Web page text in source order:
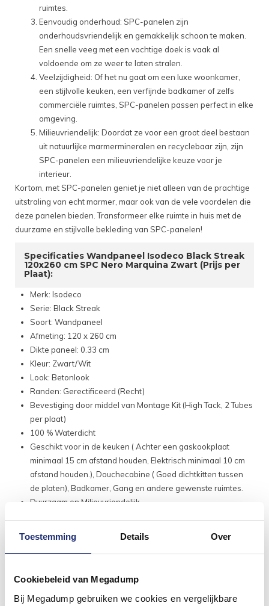
Toestemming Details Over
Cookiebeleid van Megadump
Bij Megadump gebruiken we cookies en vergelijkbare
ruimtes.
Eenvoudig onderhoud: SPC-panelen zijn
onderhoudsvriendelijk en gemakkelijk schoon te maken.
Een snelle veeg met een vochtige doek is vaak al
voldoende om ze weer te laten stralen.
Veelzijdigheid: Of het nu gaat om een luxe woonkamer,
een stijlvolle keuken, een verfijnde badkamer of zelfs
commerciële ruimtes, SPC-panelen passen perfect in elke
omgeving.
Milieuvriendelijk: Doordat ze voor een groot deel bestaan
uit natuurlijke marmermineralen en recyclebaar zijn, zijn
SPC-panelen een milieuvriendelijke keuze voor je
interieur.
Kortom, met SPC-panelen geniet je niet alleen van de prachtige
uitstraling van echt marmer, maar ook van de vele voordelen die
deze panelen bieden. Transformeer elke ruimte in huis met de
duurzame en stijlvolle bekleding van SPC-panelen!
Specificaties Wandpaneel Isodeco Black Streak
120x260 cm SPC Nero Marquina Zwart (Prijs per
Plaat):
Merk: Isodeco
Serie: Black Streak
Soort: Wandpaneel
Afmeting: 120 x 260 cm
Dikte paneel: 0.33 cm
Kleur: Zwart/Wit
Look: Betonlook
Randen: Gerectificeerd (Recht)
Bevestiging door middel van Montage Kit (High Tack, 2 Tubes
per plaat)
100 % Waterdicht
Geschikt voor in de keuken ( Achter een gaskookplaat
minimaal 15 cm afstand houden, Elektrisch minimaal 10 cm
afstand houden.), Douchecabine ( Goed dichtkitten tussen
de platen), Badkamer, Gang en andere gewenste ruimtes.
Duurzaam en Milieuvriendelijk
Kras en Stootbestendig
Zet niet uit en krimpt niet